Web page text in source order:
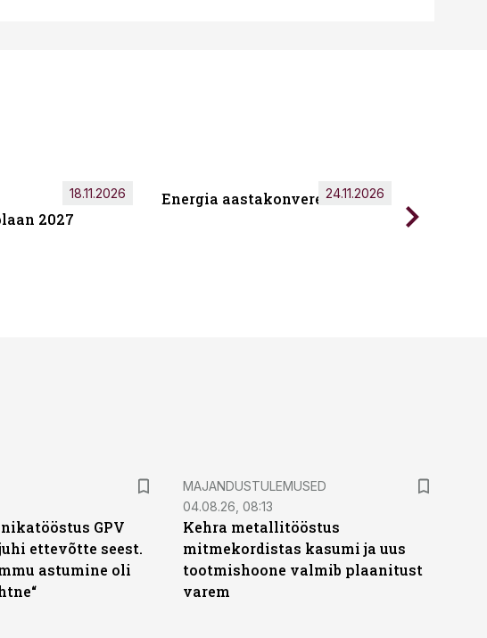
2027
18.11.2026 Energia aastakonverents 2026
24.11.2026
GPV
ettevõtte seest.
astumine oli
MAJANDUSTULEMUSED
04.08.26, 08:13
Kehra metallitööstus
mitmekordistas kasumi ja uus
tootmishoone valmib plaanitust
varem